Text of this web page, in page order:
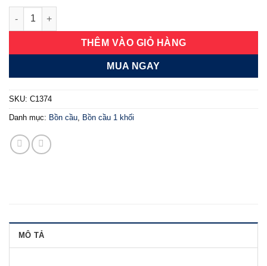
Bồn cầu một khối - C1374 số lượng
THÊM VÀO GIỎ HÀNG
MUA NGAY
SKU: C1374
Danh mục: Bồn cầu, Bồn cầu 1 khối
MÔ TẢ